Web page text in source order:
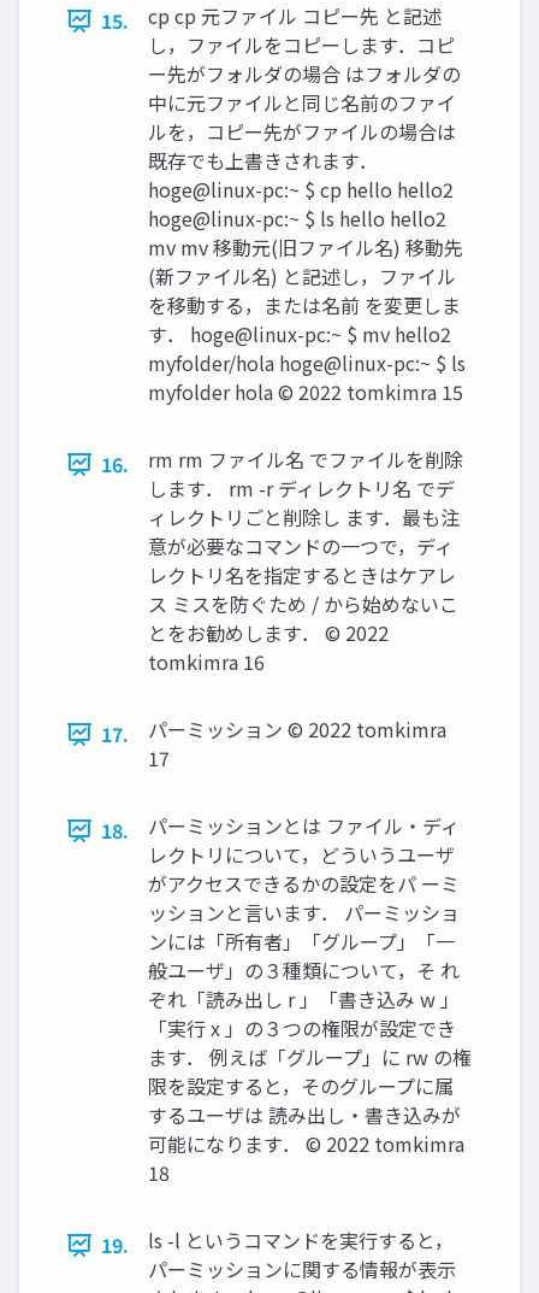
15.
cp cp 元ファイル コピー先 と記述
し，ファイルをコピーします．コピ
ー先がフォルダの場合 はフォルダの
中に元ファイルと同じ名前のファイ
ルを，コピー先がファイルの場合は
既存でも上書きされます．
hoge@linux-pc:~ $ cp hello hello2
hoge@linux-pc:~ $ ls hello hello2
mv mv 移動元(旧ファイル名) 移動先
(新ファイル名) と記述し，ファイル
を移動する，または名前 を変更しま
す． hoge@linux-pc:~ $ mv hello2
myfolder/hola hoge@linux-pc:~ $ ls
myfolder hola ©︎ 2022 tomkimra 15
16.
rm rm ファイル名 でファイルを削除
します． rm -r ディレクトリ名 でデ
ィレクトリごと削除し ます．最も注
意が必要なコマンドの一つで，ディ
レクトリ名を指定するときはケアレ
ス ミスを防ぐため / から始めないこ
とをお勧めします． ©︎ 2022
tomkimra 16
17.
パーミッション ©︎ 2022 tomkimra
17
18.
パーミッションとは ファイル・ディ
レクトリについて，どういうユーザ
がアクセスできるかの設定をパ ーミ
ッションと言います． パーミッショ
ンには「所有者」「グループ」「一
般ユーザ」の３種類について，そ れ
ぞれ「読み出し r 」「書き込み w 」
「実行 x 」の３つの権限が設定でき
ます． 例えば「グループ」に rw の権
限を設定すると，そのグループに属
するユーザは 読み出し・書き込みが
可能になります． ©︎ 2022 tomkimra
18
19.
ls -l というコマンドを実行すると，
パーミッションに関する情報が表示